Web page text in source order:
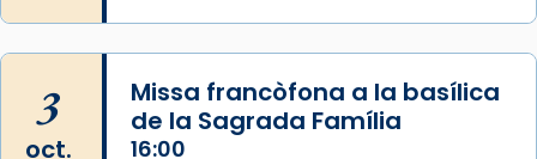
Memòria de les santes Juliana i
Semproniana, verges i màrtirs.
Acompanyant la història de sant Cugat, a
partir de l’Edat Mitjana sorgeix la tradició
3
oct.
Missa francòfona a la basílica
de la Sagrada Família
16:00